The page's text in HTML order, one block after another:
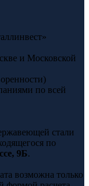
и Московской
по всей
стали
по
9Б.
возможна только